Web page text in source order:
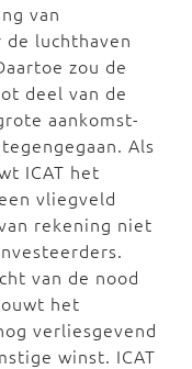
van
luchthaven
zou de
deel van de
aankomst-
Als
ICAT het
vliegveld
rekening niet
van de nood
het
verliesgevend
winst. ICAT